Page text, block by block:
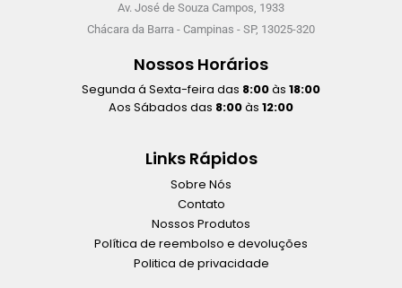
Av. José de Souza Campos, 1933
Chácara da Barra - Campinas - SP, 13025-320
Nossos Horários
Segunda á Sexta-feira das 8:00às 18:00
Aos Sábados das 8:00às 12:00
Links Rápidos
Sobre Nós
Contato
Nossos Produtos
Política de reembolso e devoluções
Politica de privacidade